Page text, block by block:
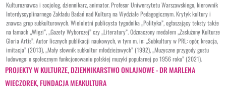
Kulturoznawca i socjolog, dziennikarz, animator. Profesor Uniwersytetu Warszawskiego, kierownik
Interdyscyplinarnego Zakładu Badań nad Kulturą na Wydziale Pedagogicznym. Krytyk kultury i
znawca grup subkulturowych. Wieloletni publicysta tygodnika „Polityka”, ogłaszający teksty także
na łamach „Więzi”, „Gazety Wyborczej” czy „Literatury”. Odznaczony medalem „Zasłużony Kulturze
Gloria Artis”. Autor licznych publikacji naukowych, w tym m. in: „Subkultury w PRL: opór, kreacja,
imitacja” (2013), „Mały słownik subkultur młodzieżowych” (1992), „Muzyczne przygody gustu
ludowego: o społecznym funkcjonowaniu polskiej muzyki popularnej po 1956 roku” (2021).
PROJEKTY W KULTURZE, DZIENNIKARSTWO ONLAJNOWE - DR MARLENA
WIECZOREK, FUNDACJA MEAKULTURA